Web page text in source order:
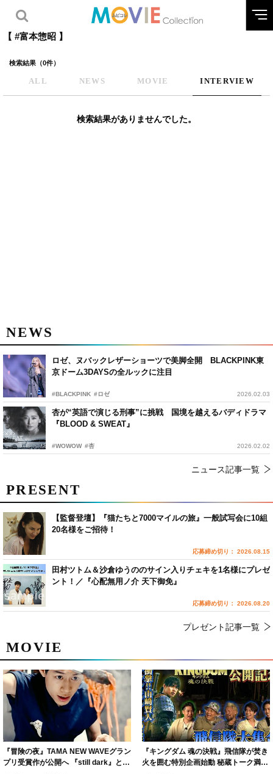
【 #富本惣昭 】
検索結果（0件）
ALL NEWS MOVIE INTERVIEW
検索結果がありませんでした。
NEWS
ロゼ、ヌバックレザーショーツで美脚全開 BLACKPINK東
京ドーム3DAYSの全ルックに注目
#BLACKPINK #ロゼ 2026.02.03
杏が“英語で演じる刑事”に挑戦 国境を越えるバディドラマ
『BLOOD & SWEAT』
#WOWOW #杏 2026.02.02
ニュース記事一覧
MOVIE
『冒険の夜』TAMA NEW WAVEグラン
プリ受賞作が公開へ 『still dark』と同
『キングダム 魂の決戦』飛信隊が焚き
火を囲む特別企画始動 秘蔵トーク満載
PRESENT
【監督登壇】『猫たちと7000マイルの旅』一般試写会に10組
20名様をご招待！
応募締め切り： 2026.08.15
田村ツトム＆沙倉ゆうののサイン入りチェキを1名様にプレゼ
ント！／『心配無用ノ介 天下御免』
応募締め切り： 2026.08.20
プレゼント記事一覧